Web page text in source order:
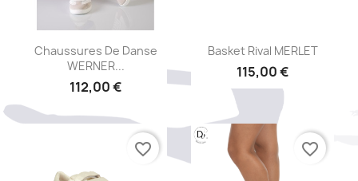
Aperçu rapide
Chaussures De Danse
WERNER...
112,00 €
Aperçu rapide
Basket Rival MERLET
115,00 €
favorite_border favorite_border